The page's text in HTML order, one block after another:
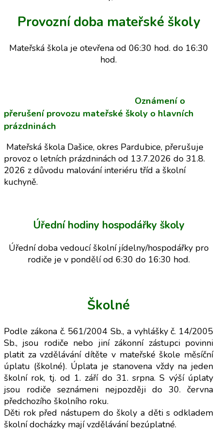
Provozní doba mateřské školy
Mateřská škola je otevřena od 06:30 hod. do 16:30
hod.
Oznámení o
přerušení provozu mateřské školy o hlavních
prázdninách
Mateřská škola Dašice, okres Pardubice, přerušuje
provoz o letních prázdninách od 13.7.2026 do 31.8.
2026 z důvodu malování interiéru tříd a školní
kuchyně.
Úřední hodiny hospodářky školy
Úřední doba vedoucí školní jídelny/hospodářky pro
rodiče je v pondělí od 6:30 do 16:30 hod.
Školné
Podle zákona č. 561/2004 Sb., a vyhlášky č. 14/2005
Sb., jsou rodiče nebo jiní zákonní zástupci povinni
platit za vzdělávání dítěte v mateřské škole měsíční
úplatu (školné). Úplata je stanovena vždy na jeden
školní rok, tj. od 1. září do 31. srpna. S výší úplaty
jsou rodiče seznámeni nejpozději do 30. června
předchozího školního roku.
Děti rok před nástupem do školy a děti s odkladem
školní docházky mají vzdělávání bezúplatné.